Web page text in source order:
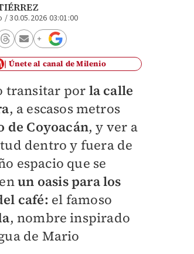
/30.05.2026 03:01:00
Únete al canal de Milenio
transitar por la calle
, a escasos metros
de Coyoacán, y ver a
dentro y fuera de
espacio que se
un oasis para los
café: el famoso
, nombre inspirado
de Mario